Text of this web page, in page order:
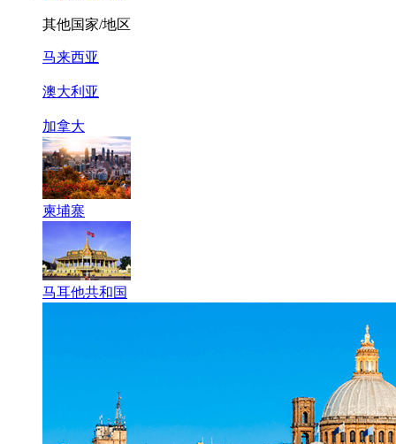
其他国家/地区
马来西亚
澳大利亚
加拿大
柬埔寨
马耳他共和国